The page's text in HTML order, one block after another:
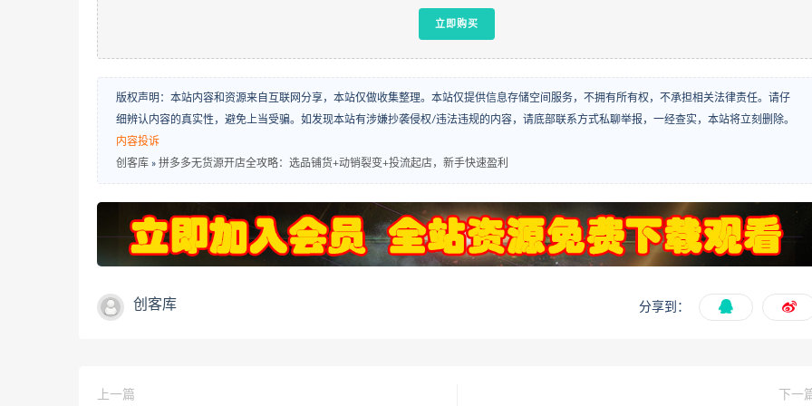
立即购买
版权声明：本站内容和资源来自互联网分享，本站仅做收集整理。本站仅提供信息存储空间服务，不拥有所有权，不承担相关法律责任。请仔
细辨认内容的真实性，避免上当受骗。如发现本站有涉嫌抄袭侵权/违法违规的内容，请底部联系方式私聊举报，一经查实，本站将立刻删除。
内容投诉
创客库 » 拼多多无货源开店全攻略：选品铺货+动销裂变+投流起店，新手快速盈利
创客库 分享到：
上一篇 下一